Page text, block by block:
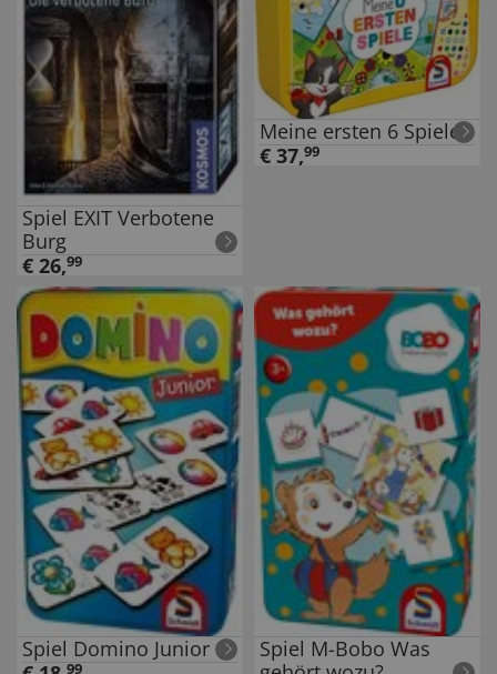
Spiel EXIT Verbotene
Burg
€ 26,99
Meine ersten 6 Spiele
€ 37,99
Spiel Domino Junior
99
Spiel M-Bobo Was